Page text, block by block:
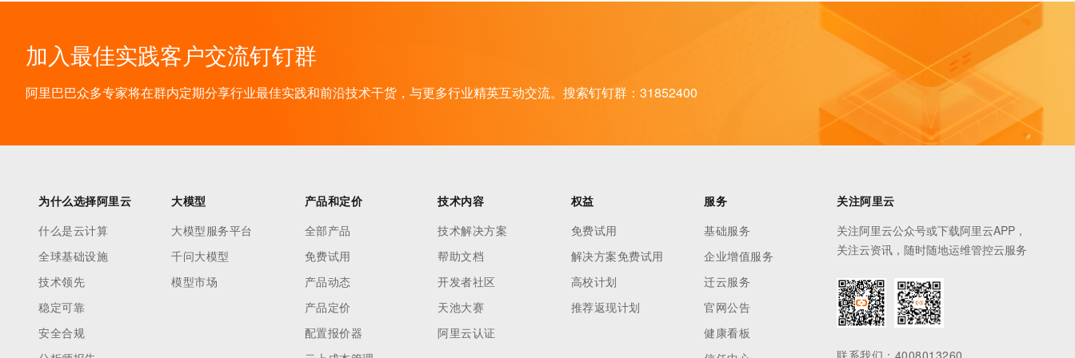
加入最佳实践客户交流钉钉群
阿里巴巴众多专家将在群内定期分享行业最佳实践和前沿技术干货，与更多行业精英互动交流。搜索钉钉群：31852400